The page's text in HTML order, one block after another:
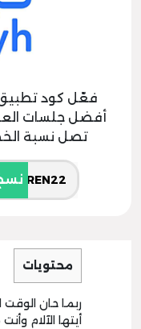
فعّل كود
أفضل جلسات
تصل نسبة الخصم
محتويات
ربما حان
أيتها الآلام